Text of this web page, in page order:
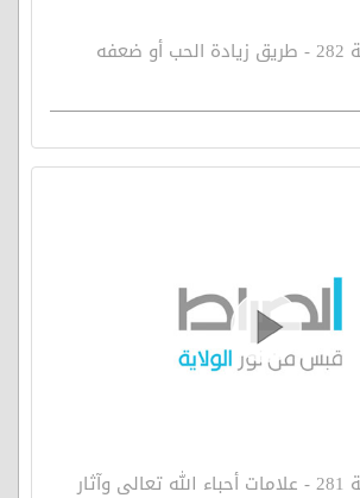
مصباح الهداية 282 - طريق زيادة الحب أو ضعفه
مصباح الهداية 281 - علامات أحباء الله تعالى وآثار